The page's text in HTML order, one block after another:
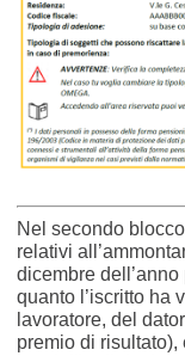
Nel secondo
relativi
dicembre
quanto l’iscritto ha
lavoratore, del
premio di